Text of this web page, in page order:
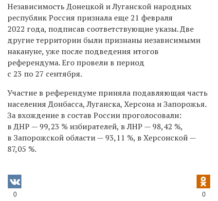
Независимость Донецкой и Луганской народных
республик Россия признала еще 21 февраля
2022 года, подписав соответствующие указы. Две
другие территории были признаны независимыми
накануне, уже после подведения итогов
референдума. Его провели в период
с 23 по 27 сентября.
Участие в референдуме приняла подавляющая часть
населения Донбасса, Луганска, Херсона и Запорожья.
За вхождение в состав России проголосовали:
в ДНР — 99,23 % избирателей, в ЛНР — 98,42 %,
в Запорожской области — 93,11 %, в Херсонской —
87,05 %.
0 0